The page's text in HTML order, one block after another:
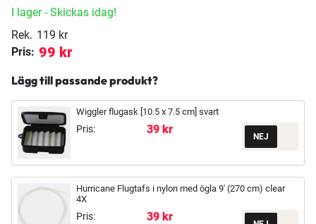
I lager- Skickas idag!
Rek. 119 kr
Pris: 99 kr
Lägg till passande produkt?
Wiggler flugask [10.5 x 7.5 cm] svart
Pris: 39 kr
Hurricane Flugtafs i nylon med ögla 9' (270 cm) clear
4X
Pris: 39 kr